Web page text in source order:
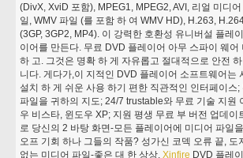
(DivX, XviD 포함), MPEG1, MPEG2, AVI, 리얼 미디
일, WMV 파일 (를 포함 하 여 WMV HD), H.263,
(3GP, 3GP2, MP4). 이 강력한 호환성 유니버설 플레
이어를 만든다. 무료 DVD 플레이어 아무 스파이 웨어
하 고. 그것은 명확 하 게 자유롭고 절대적으로 안전
니다. 게다가,이 지적인 DVD 플레이어 소프트웨어는
설치 하 게 쉬운 사용 하기 편한 직관적인 인터페이스
파일을 귀하의 지도; 24/7 trustable와 무료 기술 지원
우 비스타, 윈도우 XP; 지원 평생 무료 부 버전 업데이
로 당신의 2 바탕 화면-모든 플레이어에 미디어 파일
오프 기회 하나 그들의 작품? 성가신 코덱 오류 끝, 도
없는 미디어 파일-좋은 대 한 상상.Xinfire DVD 플레